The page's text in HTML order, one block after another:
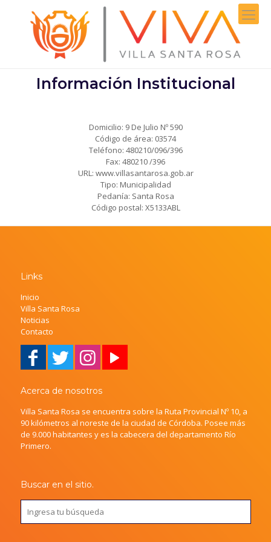
Información Institucional
Domicilio: 9 De Julio Nº 590
Código de área: 03574
Teléfono: 480210/096/396
Fax: 480210 /396
URL: www.villasantarosa.gob.ar
Tipo: Municipalidad
Pedanía: Santa Rosa
Código postal: X5133ABL
Links
Inicio
Villa Santa Rosa
Noticias
Contacto
Acerca de nosotros
Villa Santa Rosa se encuentra sobre la Ruta Provincial Nº 10, a
90 kilómetros al noreste de la ciudad de Córdoba. Posee más
de 9.000 habitantes y es la cabecera del departamento Río
Primero.
Buscar en el sitio.